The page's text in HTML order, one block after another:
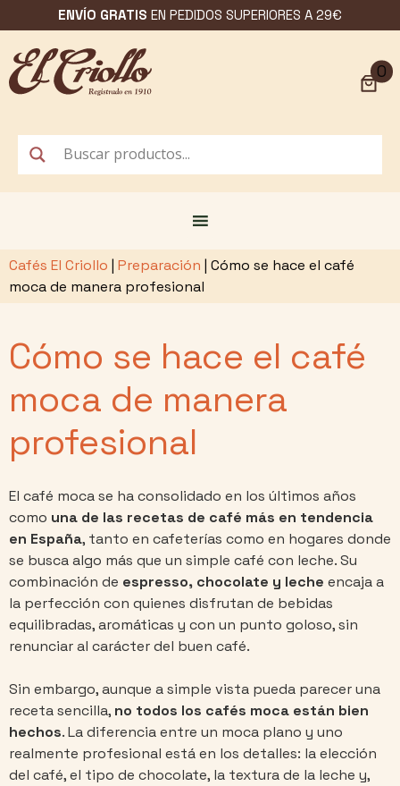
al
contenido
ENVÍO GRATIS EN PEDIDOS SUPERIORES A 29€
0
Cafés El Criollo | Preparación | Cómo se hace el café
moca de manera profesional
Cómo se hace el café
moca de manera
profesional
El café moca se ha consolidado en los últimos años
como una de las recetas de café más en tendencia
en España, tanto en cafeterías como en hogares donde
se busca algo más que un simple café con leche. Su
combinación de espresso, chocolate y leche encaja a
la perfección con quienes disfrutan de bebidas
equilibradas, aromáticas y con un punto goloso, sin
renunciar al carácter del buen café.
Sin embargo, aunque a simple vista pueda parecer una
receta sencilla, no todos los cafés moca están bien
hechos. La diferencia entre un moca plano y uno
realmente profesional está en los detalles: la elección
del café, el tipo de chocolate, la textura de la leche y,